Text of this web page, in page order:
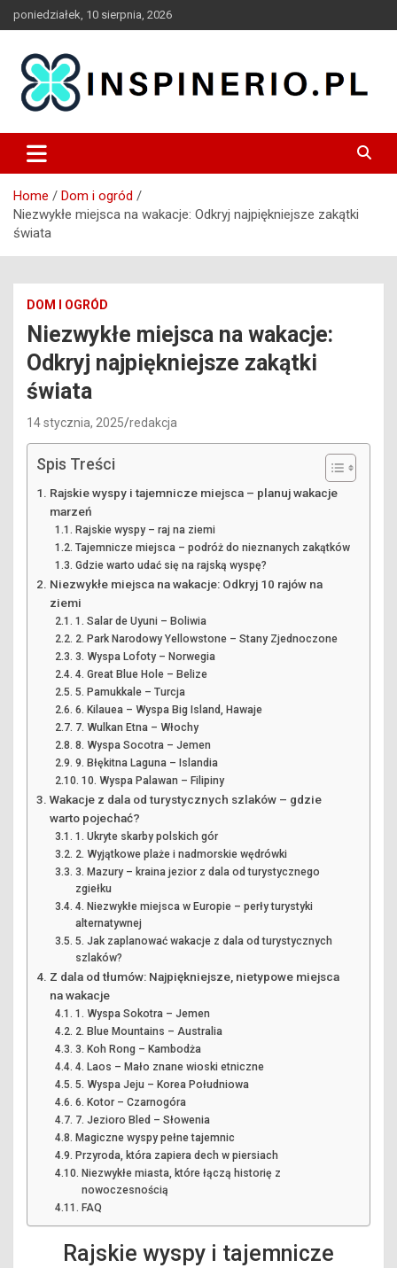
to
poniedziałek, 10 sierpnia, 2026
Inspinerio
Home
Dom i ogród
Niezwykłe miejsca na wakacje: Odkryj najpiękniejsze zakątki
świata
DOM I OGRÓD
Niezwykłe miejsca na wakacje:
Odkryj najpiękniejsze zakątki
świata
14 stycznia, 2025 redakcja
Spis Treści
Rajskie wyspy i tajemnicze miejsca – planuj wakacje
marzeń
Rajskie wyspy – raj na ziemi
Tajemnicze miejsca – podróż do nieznanych zakątków
Gdzie warto udać się na rajską wyspę?
Niezwykłe miejsca na wakacje: Odkryj 10 rajów na
ziemi
1. Salar de Uyuni – Boliwia
2. Park Narodowy Yellowstone – Stany Zjednoczone
3. Wyspa Lofoty – Norwegia
4. Great Blue Hole – Belize
5. Pamukkale – Turcja
6. Kilauea – Wyspa Big Island, Hawaje
7. Wulkan Etna – Włochy
8. Wyspa Socotra – Jemen
9. Błękitna Laguna – Islandia
10. Wyspa Palawan – Filipiny
Wakacje z dala od turystycznych szlaków – gdzie
warto pojechać?
1. Ukryte skarby polskich gór
2. Wyjątkowe plaże i nadmorskie wędrówki
3. Mazury – kraina jezior z dala od turystycznego
zgiełku
4. Niezwykłe miejsca w Europie – perły turystyki
alternatywnej
5. Jak zaplanować wakacje z dala od turystycznych
szlaków?
Z dala od tłumów: Najpiękniejsze, nietypowe miejsca
na wakacje
1. Wyspa Sokotra – Jemen
2. Blue Mountains – Australia
3. Koh Rong – Kambodża
4. Laos – Mało znane wioski etniczne
5. Wyspa Jeju – Korea Południowa
6. Kotor – Czarnogóra
7. Jezioro Bled – Słowenia
Magiczne wyspy pełne tajemnic
Przyroda, która zapiera dech w piersiach
Niezwykłe miasta, które łączą historię z
nowoczesnością
FAQ
Rajskie wyspy i tajemnicze